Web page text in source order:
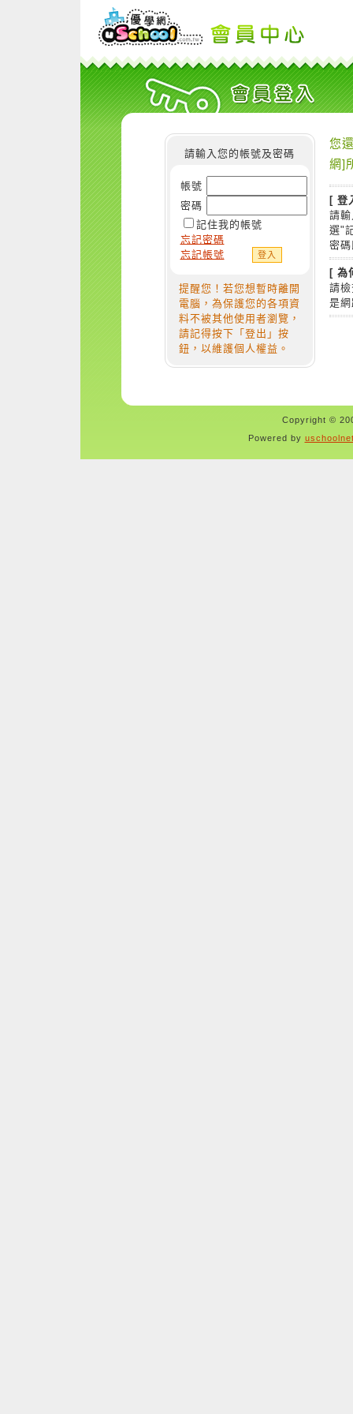
請輸入您的帳號及密碼
帳號
密碼
記住我的帳號
忘記密碼
忘記帳號
提醒您！若您想暫時離開
電腦，為保護您的各項資
料不被其他使用者瀏覽，
請記得按下「登出」按
鈕，以維護個人權益。
您
網]
[ 登
請
選"
密
[ 為
請
是
Copyright ©
Powered by